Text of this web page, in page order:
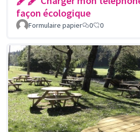
façon écologique
Formulaire papier 0 0